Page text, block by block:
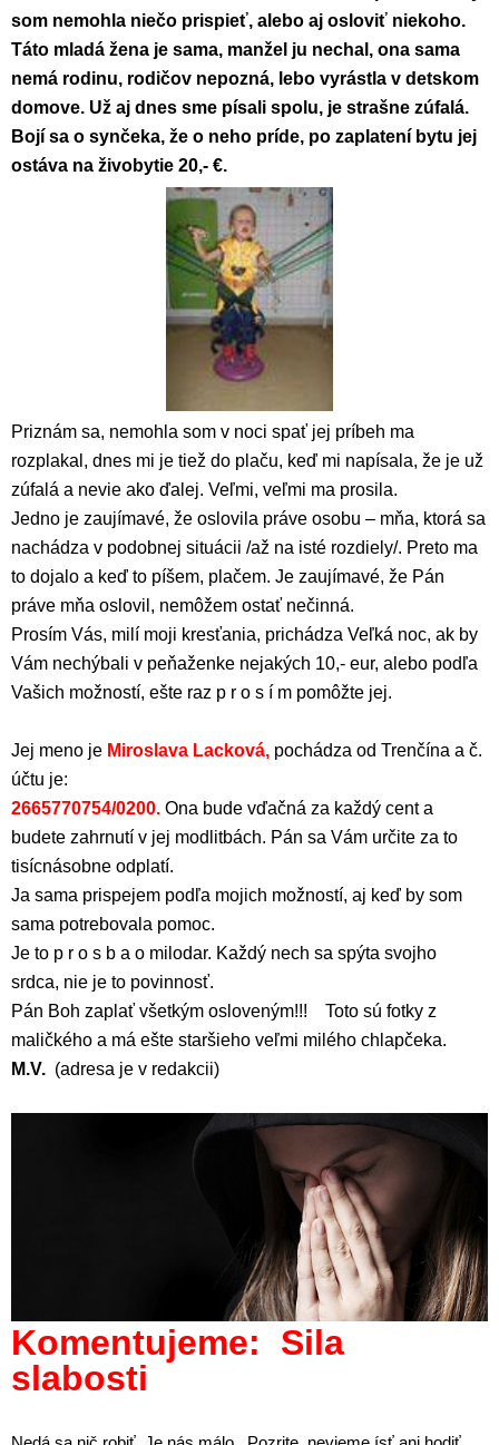
som nemohla niečo prispieť, alebo aj osloviť niekoho.
Táto mladá žena je sama, manžel ju nechal, ona sama
nemá rodinu, rodičov nepozná, lebo vyrástla v detskom
domove. Už aj dnes sme písali spolu, je strašne zúfalá.
Bojí sa o synčeka, že o neho príde, po zaplatení bytu jej
ostáva na živobytie 20,- €.
Priznám sa, nemohla som v noci spať jej príbeh ma
rozplakal, dnes mi je tiež do plaču, keď mi napísala, že je už
zúfalá a nevie ako ďalej. Veľmi, veľmi ma prosila.
Jedno je zaujímavé, že oslovila práve osobu – mňa, ktorá sa
nachádza v podobnej situácii /až na isté rozdiely/. Preto ma
to dojalo a keď to píšem, plačem. Je zaujímavé, že Pán
práve mňa oslovil, nemôžem ostať nečinná.
Prosím Vás, milí moji kresťania, prichádza Veľká noc, ak by
Vám nechýbali v peňaženke nejakých 10,- eur, alebo podľa
Vašich možností, ešte raz p r o s í m pomôžte jej.
Jej meno je Miroslava Lacková, pochádza od Trenčína a č.
účtu je:
2665770754/0200. Ona bude vďačná za každý cent a
budete zahrnutí v jej modlitbách. Pán sa Vám určite za to
tisícnásobne odplatí.
Ja sama prispejem podľa mojich možností, aj keď by som
sama potrebovala pomoc.
Je to p r o s b a o milodar. Každý nech sa spýta svojho
srdca, nie je to povinnosť.
Pán Boh zaplať všetkým osloveným!!! Toto sú fotky z
maličkého a má ešte staršieho veľmi milého chlapčeka.
M.V. (adresa je v redakcii)
Komentujeme: Sila
slabosti